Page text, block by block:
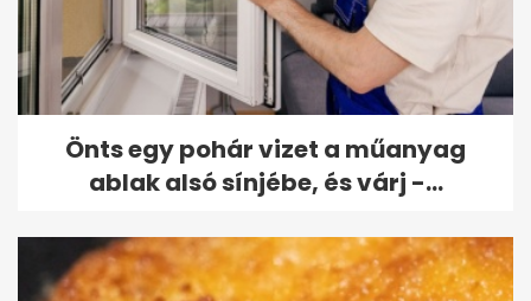
Önts egy pohár vizet a műanyag
ablak alsó sínjébe, és várj -...